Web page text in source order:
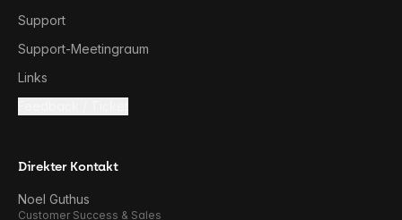
Support
Support-Meetingraum
Links
Direkter Kontakt
Noel Guthus
Customer Success & Sales